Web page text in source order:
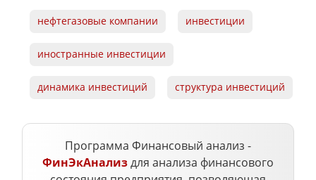
нефтегазовые компании инвестиции
иностранные инвестиции
динамика инвестиций структура инвестиций
Программа Финансовый анализ -
ФинЭкАнализдля анализа финансового